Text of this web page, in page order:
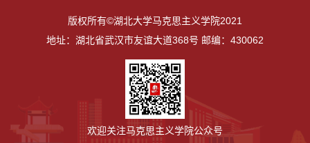
版权所有©湖北大学马克思主义学院2021
地址：湖北省武汉市友谊大道368号 邮编：430062
欢迎关注马克思主义学院公众号